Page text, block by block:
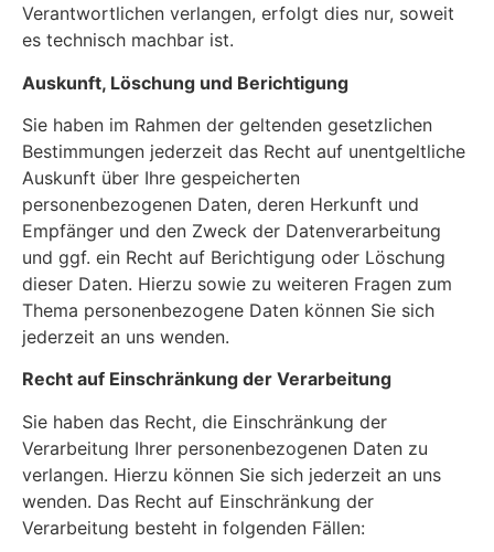
Verantwortlichen verlangen, erfolgt dies nur, soweit
es technisch machbar ist.
Auskunft, Löschung und Berichtigung
Sie haben im Rahmen der geltenden gesetzlichen
Bestimmungen jederzeit das Recht auf unentgeltliche
Auskunft über Ihre gespeicherten
personenbezogenen Daten, deren Herkunft und
Empfänger und den Zweck der Datenverarbeitung
und ggf. ein Recht auf Berichtigung oder Löschung
dieser Daten. Hierzu sowie zu weiteren Fragen zum
Thema personenbezogene Daten können Sie sich
jederzeit an uns wenden.
Recht auf Einschränkung der Verarbeitung
Sie haben das Recht, die Einschränkung der
Verarbeitung Ihrer personenbezogenen Daten zu
verlangen. Hierzu können Sie sich jederzeit an uns
wenden. Das Recht auf Einschränkung der
Verarbeitung besteht in folgenden Fällen: